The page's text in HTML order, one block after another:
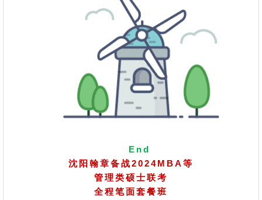
End
沈阳翰章备战2024MBA等
管理类硕士联考
全程笔面套餐班